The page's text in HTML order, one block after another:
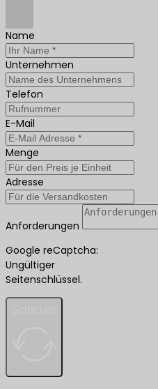
Name
Unternehmen
Telefon
E-Mail
Menge
Adresse
Anforderungen
Google reCaptcha:
Ungültiger
Seitenschlüssel.